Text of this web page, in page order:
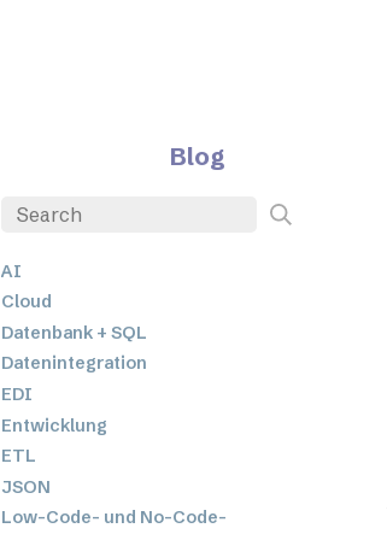
Blog
AI
Cloud
Datenbank + SQL
Datenintegration
EDI
Entwicklung
ETL
JSON
Low-Code- und No-Code-